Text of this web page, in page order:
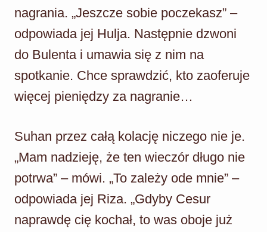
nagrania. „Jeszcze sobie poczekasz” –
odpowiada jej Hulja. Następnie dzwoni
do Bulenta i umawia się z nim na
spotkanie. Chce sprawdzić, kto zaoferuje
więcej pieniędzy za nagranie…
Suhan przez całą kolację niczego nie je.
„Mam nadzieję, że ten wieczór długo nie
potrwa” – mówi. „To zależy ode mnie” –
odpowiada jej Riza. „Gdyby Cesur
naprawdę cię kochał, to was oboje już